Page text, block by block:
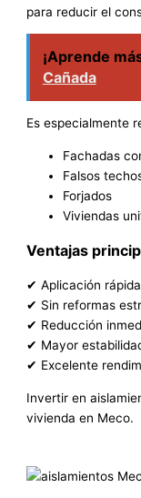
para reducir el
¡Aprende
Cañada
Es especialmente
Fachadas
Falsos
Forjados
Viviendas
Ventajas
✔ Aplicación
✔ Sin reformas
✔ Reducción
✔ Mayor
✔ Excelente
Invertir en
vivienda en Meco.